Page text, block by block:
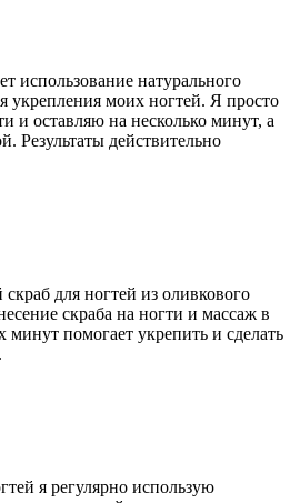
использование натурального
укрепления моих ногтей. Я просто
и оставляю на несколько минут, а
Результаты действительно
для ногтей из оливкового
скраба на ногти и массаж в
минут помогает укрепить и сделать
я регулярно использую